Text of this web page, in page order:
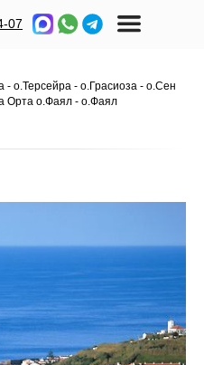
07
- о.Терсейра - о.Грасиоза - о.Сен
Орта о.Фаял - о.Фаял